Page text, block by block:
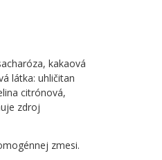
kakaová
látka: uhličitan
citrónová,
zdroj
zmesi.